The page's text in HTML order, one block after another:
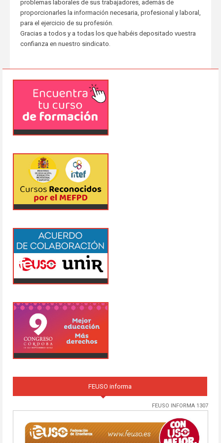
problemas laborales de sus trabajadores, además de
proporcionarles la información necesaria, profesional y laboral,
para el ejercicio de su profesión.
Gracias a todos y a todas los que habéis depositado vuestra
confianza en nuestro sindicato.
FEUSO informa
FEUSO INFORMA 1307